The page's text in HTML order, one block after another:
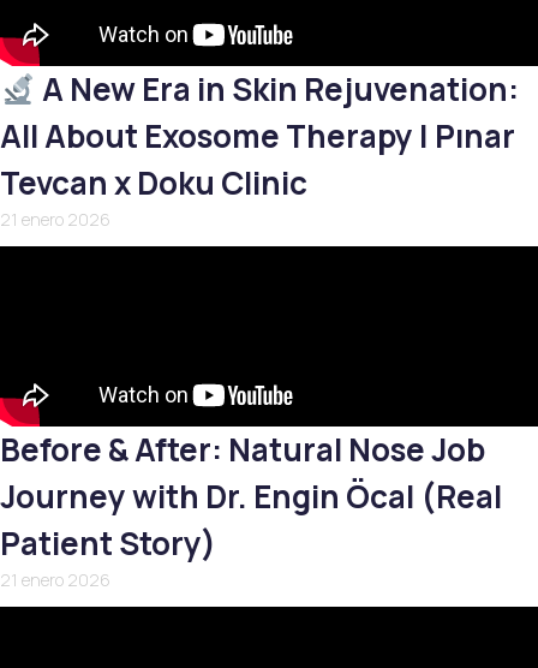
A New Era in Skin Rejuvenation:
All About Exosome Therapy | Pınar
Tevcan x Doku Clinic
21 enero 2026
Before & After: Natural Nose Job
Journey with Dr. Engin Öcal (Real
Patient Story)
21 enero 2026